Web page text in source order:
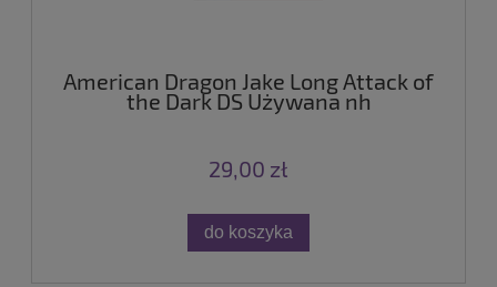
American Dragon Jake Long Attack of
the Dark DS Używana nh
29,00 zł
do koszyka